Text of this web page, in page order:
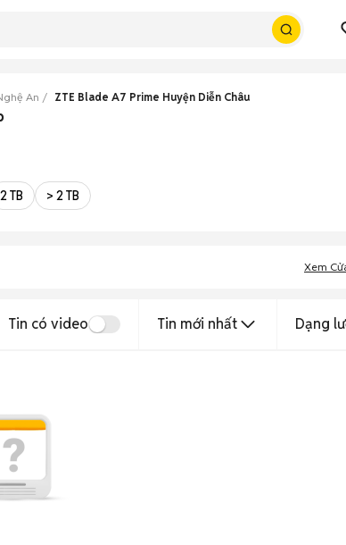
An ZTE Blade A7 Prime Huyện Diễn Châu
2 TB > 2 TB
Xem
Tin có video Tin mới nhất Dạng